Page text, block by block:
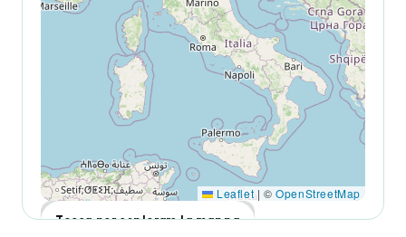
Leaflet | ©OpenStreetMap
Tocca per esplorare la mappa